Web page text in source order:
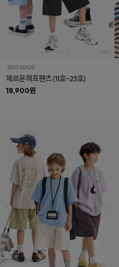
제르온하프팬츠(11호~23호)
18,900원